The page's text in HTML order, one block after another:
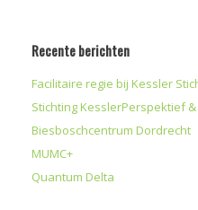
Recente berichten
Facilitaire regie bij Kessler
Stichting KesslerPerspektief
Biesboschcentrum Dordrecht
MUMC+
Quantum Delta